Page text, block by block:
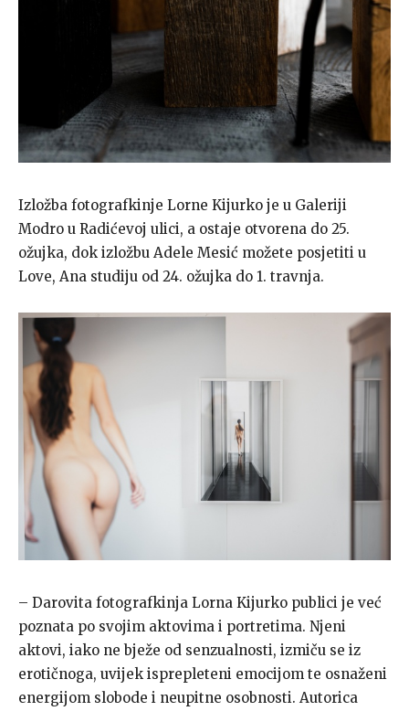
Izložba fotografkinje Lorne Kijurko je u Galeriji
Modro u Radićevoj ulici, a ostaje otvorena do 25.
ožujka, dok izložbu Adele Mesić možete posjetiti u
Love, Ana studiju od 24. ožujka do 1. travnja.
– Darovita fotografkinja Lorna Kijurko publici je već
poznata po svojim aktovima i portretima. Njeni
aktovi, iako ne bježe od senzualnosti, izmiču se iz
erotičnoga, uvijek isprepleteni emocijom te osnaženi
energijom slobode i neupitne osobnosti. Autorica